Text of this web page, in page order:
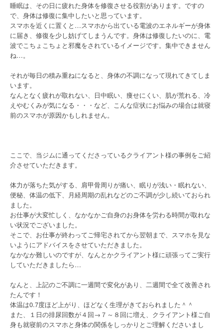
睡眠は、その日に疲れた身体を修復させる役割があります。ですの
で、身体は修復に集中したいと思っています。
スマホを近くに置くと…スマホから出ている電波のエネルギーが身体
に届き、修復を少し妨げてしまうんです。身体は修復したいのに、電
波でこちょこちょと邪魔をされているイメージです。集中できません
ね…。
それが毎日の積み重ねになると、身体の不調になって現れてきてしま
います。
なんとなく疲れが取れない、日中眠い、痩せにくい、肌が荒れる、冷
えやむくみが気になる・・・など、こんな症状にお悩みの場合は就寝
前のスマホが原因かもしれません。
ここで、当ジムに通ってくださっているクライアント様の事例をご紹
介させていただきます。
体力が落ちた気がする、肩甲骨周りが痛い、眠りが浅い・眠れない、
便秘、体温の低下、月経周期の乱れなどのご不調が少し続いておられ
ました。
お仕事が大変忙しく、なかなかご自身のお身体を労わる時間が取れな
い状況でございました。
そこで、お仕事が終わってご帰宅されてから翌朝まで、スマホを見な
いようにアドバイスをさせていただきました。
なかなか難しいのですが、なんとかクライアント様に頑張ってご実行
していただきましたら…
なんと、上記のご不調に一週間で変化があり、二週間で全て改善され
たんです！
体温は0.7度ほど上がり、ほどなく生理がきておられました＾＾
また、１日の排尿回数が４回→７～８回に増え、クライアント様ご自
身も就寝前のスマホと身体の関係をしっかりとご理解くださいまし